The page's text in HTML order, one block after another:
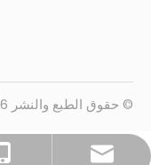
© حقوق الطبع والنشر